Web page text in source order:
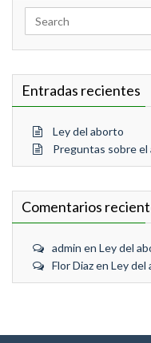
Search
for:
Entradas recientes
Ley del aborto
Preguntas sobre el
Comentarios
admin en Ley del
Flor Diazen Ley del